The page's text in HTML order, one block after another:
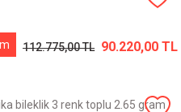
112.775,00 TL 90.220,00 TL
bileklik 3 renk toplu 2.65 gram